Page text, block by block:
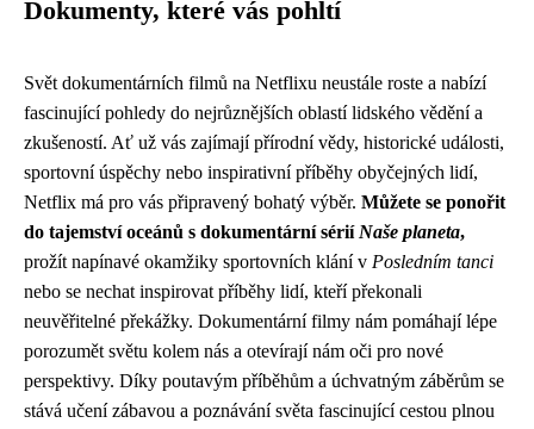
Dokumenty, které vás pohltí
Svět dokumentárních filmů na Netflixu neustále roste a nabízí
fascinující pohledy do nejrůznějších oblastí lidského vědění a
zkušeností. Ať už vás zajímají přírodní vědy, historické události,
sportovní úspěchy nebo inspirativní příběhy obyčejných lidí,
Netflix má pro vás připravený bohatý výběr. Můžete se ponořit
do tajemství oceánů s dokumentární sérií Naše planeta,
prožít napínavé okamžiky sportovních klání v Posledním tanci
nebo se nechat inspirovat příběhy lidí, kteří překonali
neuvěřitelné překážky. Dokumentární filmy nám pomáhají lépe
porozumět světu kolem nás a otevírají nám oči pro nové
perspektivy. Díky poutavým příběhům a úchvatným záběrům se
stává učení zábavou a poznávání světa fascinující cestou plnou